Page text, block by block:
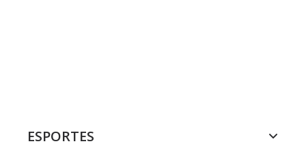
ESPORTES